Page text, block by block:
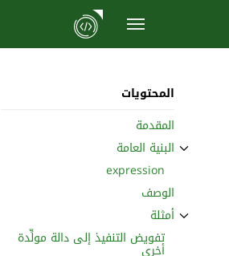
انتقل
المحتويات
المقدمة
البنية العامة
ثبِّت القسم الفرعي البنية العامة
expression
الوصف
أمثلة
ثبِّت القسم الفرعي أمثلة
تفويض التنفيذ إلى دالة مولِّدة
أخرى